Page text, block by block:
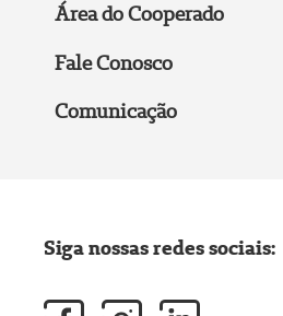
Área do Cooperado
Fale Conosco
Comunicação
Siga nossas redes sociais: